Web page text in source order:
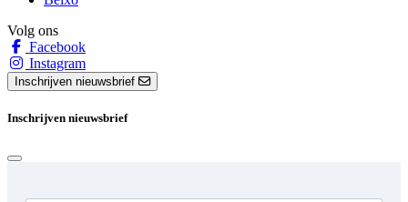
Volg ons
Facebook
Instagram
Inschrijven nieuwsbrief
Inschrijven nieuwsbrief